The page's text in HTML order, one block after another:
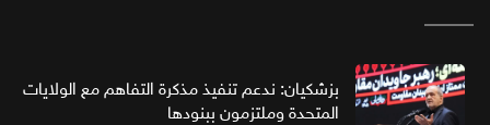
بزشكيان: ندعم تنفيذ مذكرة التفاهم مع الولايات
المتحدة وملتزمون ببنودها